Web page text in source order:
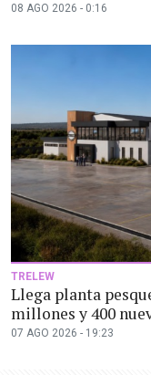
08 AGO 2026 - 0:16
TRELEW
Llega planta
millones y 400
07 AGO 2026 - 19:23